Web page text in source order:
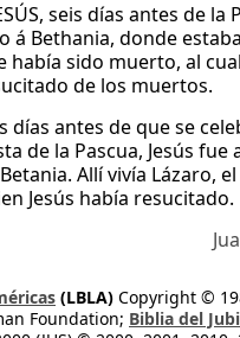
seis días antes de la
á Bethania, donde
había sido muerto, al
de los muertos.
días antes de que se
de la Pascua, Jesús fue
Allí vivía Lázaro,
Jesús había resucitado.
(LBLA) Copyright ©
Foundation; Biblia del